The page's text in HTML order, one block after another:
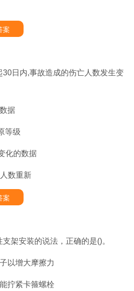
案
日内,事故造成的伤亡人数发生变
据
等级
化的数据
数重新
案
架安装的说法，正确的是()。
以增大摩擦力
拧紧卡箍螺栓